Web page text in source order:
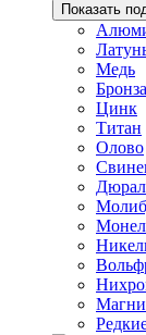
Показать
Медь
Бронза
Цинк
Титан
Олово